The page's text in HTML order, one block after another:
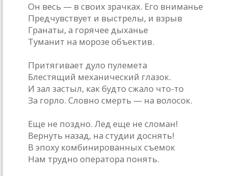
Он весь — в своих зрачках. Его вниманье
Предчувствует и выстрелы, и взрыв
Гранаты, а горячее дыханье
Туманит на морозе объектив.
Притягивает дуло пулемета
Блестящий механический глазок.
И зал застыл, как будто сжало что-то
За горло. Словно смерть — на волосок.
Еще не поздно. Лед еще не сломан!
Вернуть назад, на студии доснять!
В эпоху комбинированных съемок
Нам трудно оператора понять.